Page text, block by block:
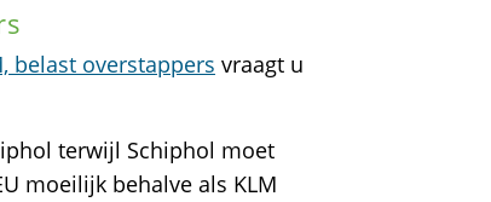
belast overstappers vraagt u
terwijl Schiphol moet
moeilijk behalve als KLM